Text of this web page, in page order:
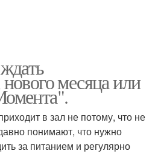
месяца или
в зал не потому, что не
понимают, что нужно
за питанием и регулярно